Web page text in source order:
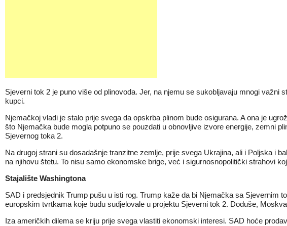
Sjeverni tok 2 je puno više od plinovoda. Jer, na njemu se sukobljavaju mnogi
kupci.
Njemačkoj vladi je stalo prije svega da opskrba plinom bude osigurana. A ona je
što Njemačka bude mogla potpuno se pouzdati u obnovljive izvore energije, zemni
Sjevernog toka 2.
Na drugoj strani su dosadašnje tranzitne zemlje, prije svega Ukrajina, ali i Poljska i
na njihovu štetu. To nisu samo ekonomske brige, već i sigurnosnopolitički strahovi
Stajalište Washingtona
SAD i predsjednik Trump pušu u isti rog. Trump kaže da bi Njemačka sa Sjevernim
europskim tvrtkama koje budu sudjelovale u projektu Sjeverni tok 2. Doduše,
Iza američkih dilema se kriju prije svega vlastiti ekonomski interesi. SAD hoće